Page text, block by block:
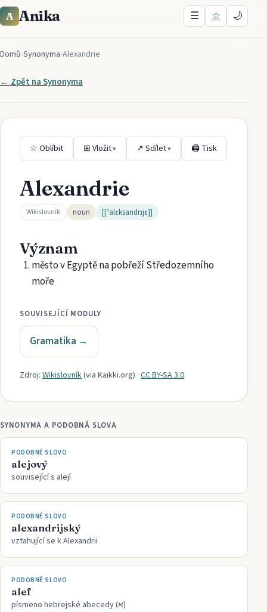
A Anika ☰ ☆ 🌙
Domů›Synonyma›Alexandrie
← Zpět naSynonyma
☆ Oblíbit ⊞ Vložit▾ ↗ Sdílet▾ 🖨 Tisk
Alexandrie
Wikislovník noun [[ˀalɛksandrɪjɛ]]
Význam
město v Egyptě na pobřeží Středozemního
moře
SOUVISEJÍCÍ MODULY
Gramatika →
Zdroj: Wikislovník(via Kaikki.org) · CC BY-SA 3.0
SYNONYMA A PODOBNÁ SLOVA
PODOBNÉ SLOVO
alejový
související s alejí
PODOBNÉ SLOVO
alexandrijský
vztahující se k Alexandrii
PODOBNÉ SLOVO
alef
písmeno hebrejské abecedy (א)